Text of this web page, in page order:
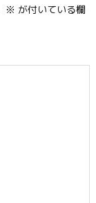
※ が付いている欄